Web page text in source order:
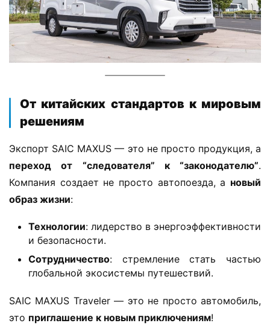
​От китайских стандартов к мировым
решениям​
Экспорт SAIC MAXUS — это не просто продукция, а
​переход от “следователя” к “законодателю”​​.
Компания создает не просто автопоезда, а ​ ​новый
образ жизни​​:
​Технологии​​: лидерство в энергоэффективности
и безопасности.
​Сотрудничество​​: стремление стать частью
глобальной экосистемы путешествий.
SAIC MAXUS Traveler — это не просто автомобиль,
это ​ ​приглашение к новым приключениям​​!